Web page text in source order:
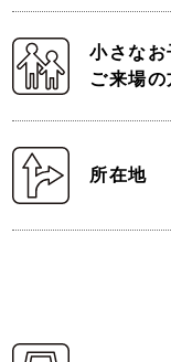
小さなお
ご来場の
所在地